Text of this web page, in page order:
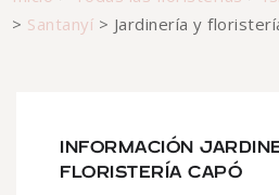
> Santanyí > Jardinería y
INFORMACIÓN
FLORISTERÍA CAPÓ